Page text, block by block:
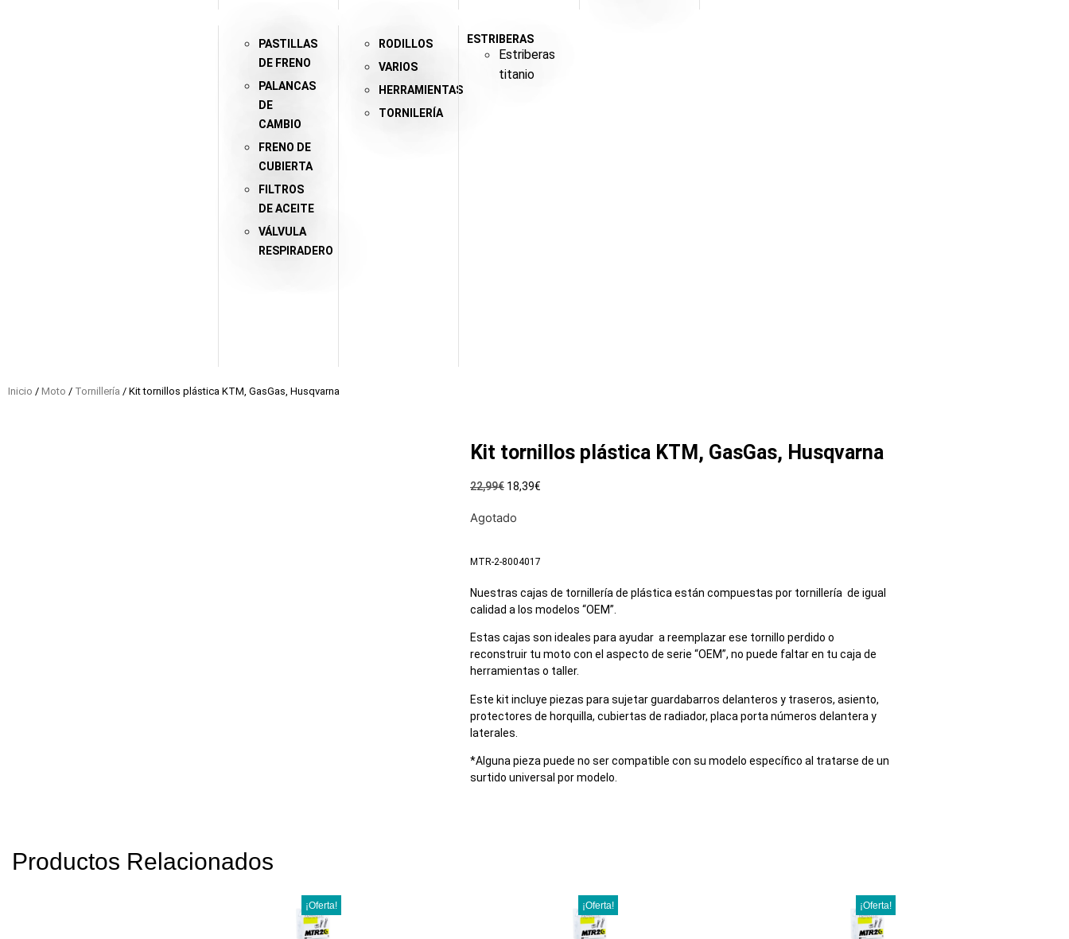
PASTILLAS
DE FRENO
PALANCAS
DE
CAMBIO
FRENO DE
CUBIERTA
FILTROS
DE ACEITE
VÁLVULA
RESPIRADERO
RODILLOS
VARIOS
HERRAMIENTAS
TORNILERÍA
ESTRIBERAS
Estriberas
titanio
Inicio / Moto / Tornillería / Kit tornillos plástica KTM, GasGas, Husqvarna
Kit tornillos plástica KTM, GasGas, Husqvarna
22,99€ 18,39€
Agotado
MTR-2-8004017
Nuestras cajas de tornillería de plástica están compuestas por tornillería de igual
calidad a los modelos “OEM”.
Estas cajas son ideales para ayudar a reemplazar ese tornillo perdido o
reconstruir tu moto con el aspecto de serie “OEM”, no puede faltar en tu caja de
herramientas o taller.
Este kit incluye piezas para sujetar guardabarros delanteros y traseros, asiento,
protectores de horquilla, cubiertas de radiador, placa porta números delantera y
laterales.
*Alguna pieza puede no ser compatible con su modelo específico al tratarse de un
surtido universal por modelo.
Productos Relacionados
¡Oferta! ¡Oferta! ¡Oferta!